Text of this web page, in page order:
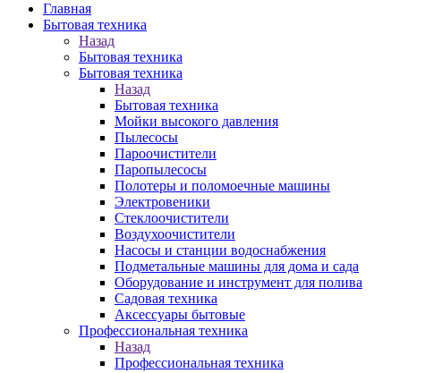
Главная
Бытовая техника
Назад
Бытовая техника
Бытовая техника
Назад
Бытовая техника
Мойки высокого давления
Пылесосы
Пароочистители
Паропылесосы
Полотеры и поломоечные машины
Электровеники
Стеклоочистители
Воздухоочистители
Насосы и станции водоснабжения
Подметальные машины для дома и сада
Оборудование и инструмент для полива
Садовая техника
Аксессуары бытовые
Профессиональная техника
Назад
Профессиональная техника